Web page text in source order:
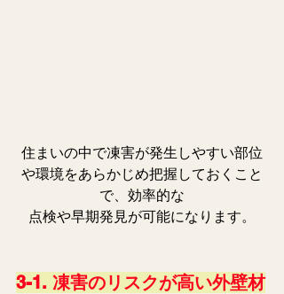
住まいの中で凍害が発生しやすい部位
や環境をあらかじめ把握しておくこと
で、効率的な
点検や早期発見が可能になります。
3-1. 凍害のリスクが高い外壁材